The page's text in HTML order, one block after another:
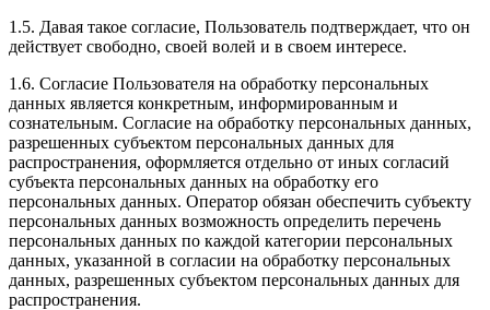
1.5. Давая такое согласие, Пользователь подтверждает, что он
действует свободно, своей волей и в своем интересе.
1.6. Согласие Пользователя на обработку персональных
данных является конкретным, информированным и
сознательным. Согласие на обработку персональных данных,
разрешенных субъектом персональных данных для
распространения, оформляется отдельно от иных согласий
субъекта персональных данных на обработку его
персональных данных. Оператор обязан обеспечить субъекту
персональных данных возможность определить перечень
персональных данных по каждой категории персональных
данных, указанной в согласии на обработку персональных
данных, разрешенных субъектом персональных данных для
распространения.